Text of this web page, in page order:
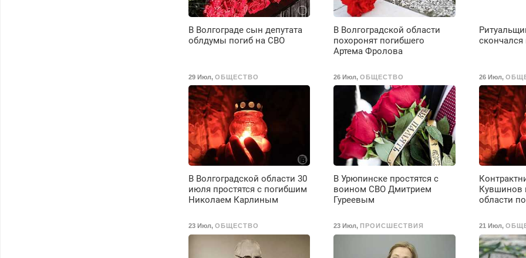
В Волгограде сын депутата
облдумы погиб на СВО
В Волгоградской области
похоронят погибшего
Артема Фролова
скончался
29 Июл,ОБЩЕСТВО
В Волгоградской области 30
июля простятся с погибшим
Николаем Карлиным
26 Июл,ОБЩЕСТВО
В Урюпинске простятся с
воином СВО Дмитрием
Гуреевым
26 Июл,
Кувшинов
области
23 Июл,ОБЩЕСТВО 23 Июл, ПРОИСШЕСТВИЯ 21 Июл,